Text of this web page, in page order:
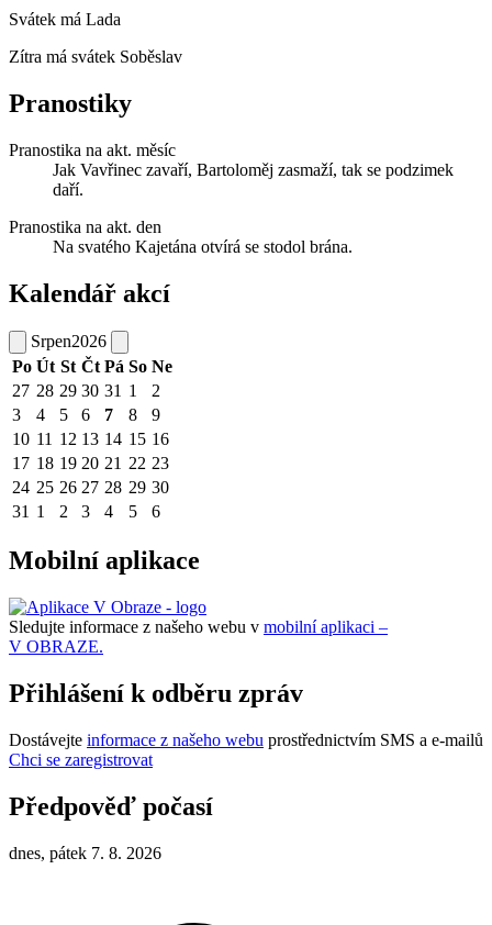
Svátek má Lada
Zítra má svátek Soběslav
Pranostiky
Pranostika na akt. měsíc
Jak Vavřinec zavaří, Bartoloměj zasmaží, tak se podzimek
daří.
Pranostika na akt. den
Na svatého Kajetána otvírá se stodol brána.
Kalendář akcí
Srpen2026
Po Út St Čt Pá So Ne
27 28 29 30 31 1
2
3
4 5 6 7 8
9
10 11 12 13 14 15 16
17 18 19 20 21 22 23
24 25 26 27 28 29 30
31 1 2 3 4 5 6
Mobilní aplikace
Sledujte informace z našeho webu v mobilní aplikaci –
V OBRAZE.
Přihlášení k odběru zpráv
Dostávejte informace z našeho webu prostřednictvím SMS a e-mailů
Chci se zaregistrovat
Předpověď počasí
dnes, pátek 7. 8. 2026